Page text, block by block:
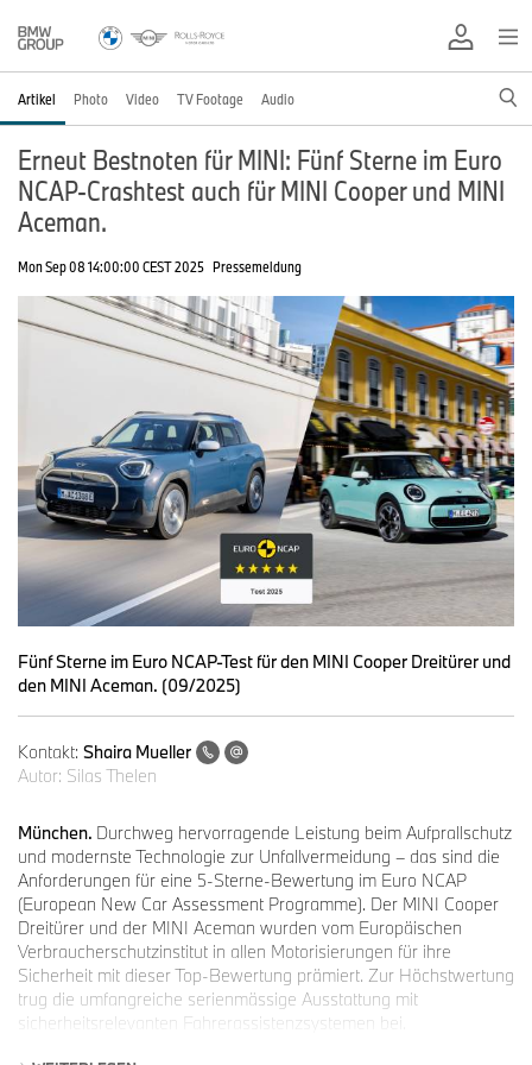
Artikel Photo Video TV Footage Audio
Erneut Bestnoten für MINI: Fünf Sterne im Euro
NCAP-Crashtest auch für MINI Cooper und MINI
Aceman.
Mon Sep 08 14:00:00 CEST 2025 Pressemeldung
Fünf Sterne im Euro NCAP-Test für den MINI Cooper Dreitürer und
den MINI Aceman. (09/2025)
Kontakt: Shaira Mueller
Autor: Silas Thelen
München. Durchweg hervorragende Leistung beim Aufprallschutz
und modernste Technologie zur Unfallvermeidung – das sind die
Anforderungen für eine 5-Sterne-Bewertung im Euro NCAP
(European New Car Assessment Programme). Der MINI Cooper
Dreitürer und der MINI Aceman wurden vom Europäischen
Verbraucherschutzinstitut in allen Motorisierungen für ihre
Sicherheit mit dieser Top-Bewertung prämiert. Zur Höchstwertung
trug die umfangreiche serienmässige Ausstattung mit
sicherheitsrelevanten Fahrerassistenzsystemen bei.